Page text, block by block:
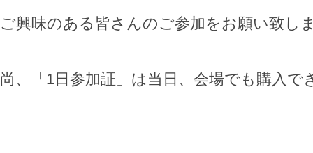
ご興味のある皆さんのご参加をお願い致し
尚、「1日参加証」は当日、会場でも購入で